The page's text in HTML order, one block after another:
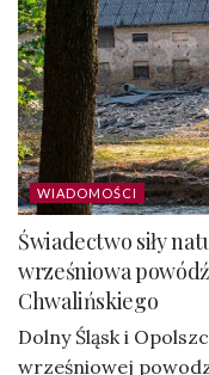
WIADOMOŚCI
Świadectwo siły
wrześniowa
Chwalińskiego
Dolny Śląsk i
wrześniowej